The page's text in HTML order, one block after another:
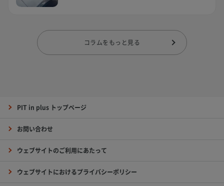
コラムをもっと見る
PIT in plus トップページ
お問い合わせ
ウェブサイトのご利用にあたって
ウェブサイトにおけるプライバシーポリシー